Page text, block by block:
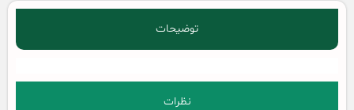
توضیحات
نظرات